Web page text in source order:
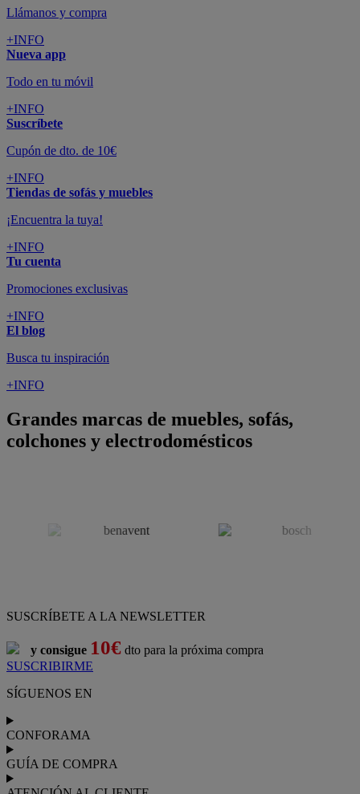
Llámanos y compra
+INFO
Nueva app
Todo en tu móvil
+INFO
Suscríbete
Cupón de dto. de 10€
+INFO
Tiendas de sofás y muebles
¡Encuentra la tuya!
+INFO
Tu cuenta
Promociones exclusivas
+INFO
El blog
Busca tu inspiración
+INFO
Grandes marcas de muebles, sofás,
colchones y electrodomésticos
SUSCRÍBETE A LA NEWSLETTER
y consigue 10€ dto para la próxima compra
SUSCRIBIRME
SÍGUENOS EN
CONFORAMA
GUÍA DE COMPRA